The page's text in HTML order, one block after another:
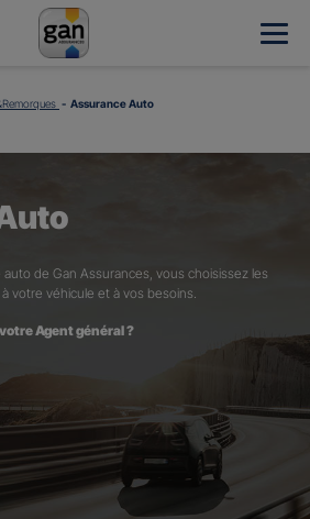
Assurance Auto
auto de Gan Assurances, vous choisissez les
votre véhicule et à vos besoins.
Agent général ?